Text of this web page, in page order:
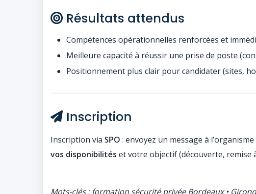
Résultats attendus
Compétences opérationnelles renforcées et
Meilleure capacité à réussir une prise de poste
Positionnement plus clair pour candidater (sites,
Inscription
Inscription via SPO : envoyez un message à l’organisme
vos disponibilités et votre objectif (découverte, remise
Mots-clés : formation sécurité privée Bordeaux •